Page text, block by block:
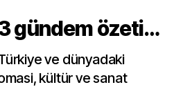
gündem özeti…
ve dünyadaki
kültür ve sanat